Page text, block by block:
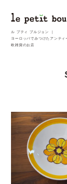
ル プティ ブルジョン ｜
ヨーロッパでみつけたアンティ
欧雑貨のお店